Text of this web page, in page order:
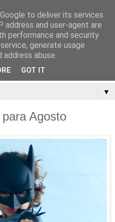
▼
Agosto
to deliver its services
address and user-agent are
performance and security
generate usage
abuse.
GOT IT